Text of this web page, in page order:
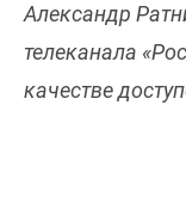
Александр
телеканала
качестве